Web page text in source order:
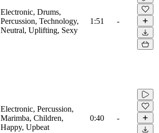
Electronic, Drums,
Percussion, Technology,
Neutral, Uplifting, Sexy
1:51 -
Electronic, Percussion,
Marimba, Children,
Happy, Upbeat
0:40 -